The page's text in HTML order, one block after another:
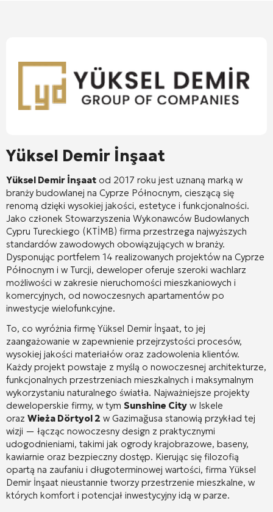
Yüksel Demir İnşaat
Yüksel Demir İnşaat od 2017 roku jest uznaną marką w
branży budowlanej na Cyprze Północnym, cieszącą się
renomą dzięki wysokiej jakości, estetyce i funkcjonalności.
Jako członek Stowarzyszenia Wykonawców Budowlanych
Cypru Tureckiego (KTİMB) firma przestrzega najwyższych
standardów zawodowych obowiązujących w branży.
Dysponując portfelem 14 realizowanych projektów na Cyprze
Północnym i w Turcji, deweloper oferuje szeroki wachlarz
możliwości w zakresie nieruchomości mieszkaniowych i
komercyjnych, od nowoczesnych apartamentów po
inwestycje wielofunkcyjne.
To, co wyróżnia firmę Yüksel Demir İnşaat, to jej
zaangażowanie w zapewnienie przejrzystości procesów,
wysokiej jakości materiałów oraz zadowolenia klientów.
Każdy projekt powstaje z myślą o nowoczesnej architekturze,
funkcjonalnych przestrzeniach mieszkalnych i maksymalnym
wykorzystaniu naturalnego światła. Najważniejsze projekty
deweloperskie firmy, w tym Sunshine City w Iskele
oraz Wieża Dörtyol 2 w Gazimağusa stanowią przykład tej
wizji — łącząc nowoczesny design z praktycznymi
udogodnieniami, takimi jak ogrody krajobrazowe, baseny,
kawiarnie oraz bezpieczny dostęp. Kierując się filozofią
opartą na zaufaniu i długoterminowej wartości, firma Yüksel
Demir İnşaat nieustannie tworzy przestrzenie mieszkalne, w
których komfort i potencjał inwestycyjny idą w parze.